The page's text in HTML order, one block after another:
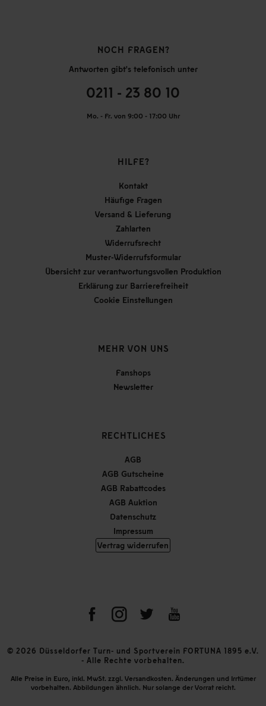
NOCH FRAGEN?
Antworten gibt's telefonisch unter
0211 - 23 80 10
Mo. - Fr. von 9:00 - 17:00 Uhr
HILFE?
Kontakt
Häufige Fragen
Versand & Lieferung
Zahlarten
Widerrufsrecht
Muster-Widerrufsformular
Übersicht zur verantwortungsvollen Produktion
Erklärung zur Barrierefreiheit
Cookie Einstellungen
MEHR VON UNS
Fanshops
Newsletter
RECHTLICHES
AGB
AGB Gutscheine
AGB Rabattcodes
AGB Auktion
Datenschutz
Impressum
Vertrag widerrufen
© 2026 Düsseldorfer Turn- und Sportverein FORTUNA 1895 e.V.
- Alle Rechte vorbehalten.
Alle Preise in Euro, inkl. MwSt. zzgl. Versandkosten. Änderungen und Irrtümer
vorbehalten. Abbildungen ähnlich. Nur solange der Vorrat reicht.